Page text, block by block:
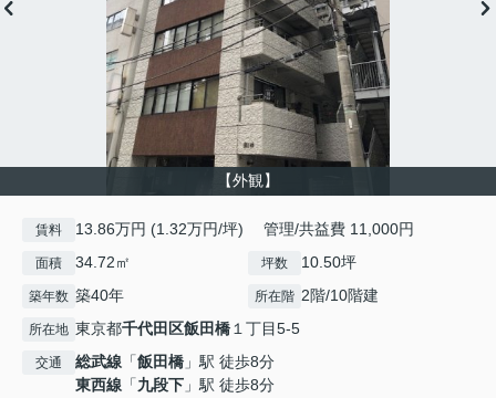
【外観】
賃料 13.86万円 (1.32万円/坪) 管理/共益費 11,000円
面積 34.72㎡ 坪数 10.50坪
築年数 築40年 所在階 2階/10階建
所在地 東京都千代田区飯田橋１丁目5-5
交通 総武線 「飯田橋 」駅 徒歩8分
東西線 「九段下 」駅 徒歩8分